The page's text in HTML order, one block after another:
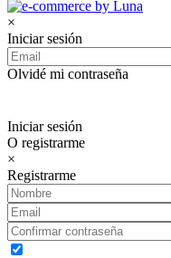
×
Iniciar sesión
Olvidé mi contraseña
Iniciar sesión
O registrarme
×
Registrarme